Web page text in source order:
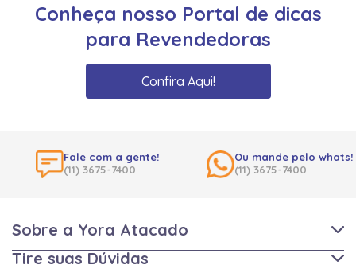
Conheça nosso Portal de dicas
para Revendedoras
Confira Aqui!
Fale com a gente!
(11) 3675-7400
Ou mande pelo whats!
(11) 3675-7400
Sobre a Yora Atacado
Tire suas Dúvidas